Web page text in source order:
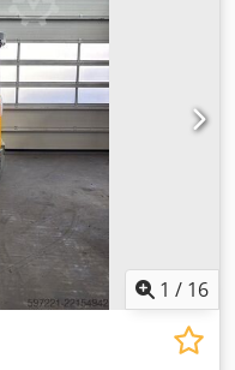
1.150 mm,
200/50-10
91133357
cellen, 620 Ah.
1 / 16